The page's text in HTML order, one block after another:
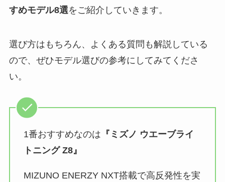
すめモデル8選をご紹介していきます。
選び方はもちろん、よくある質問も解説している
ので、ぜひモデル選びの参考にしてみてくださ
い。
1番おすすめなのは 『ミズノ ウエーブライ
トニング Z8』
MIZUNO ENERZY NXT搭載で高反発性を実